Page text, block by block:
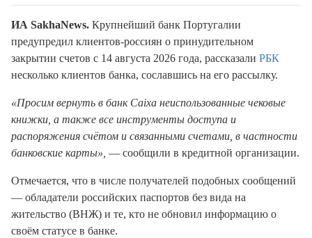
ИА SakhaNews. Крупнейший банк Португалии
предупредил клиентов-россиян о принудительном
закрытии счетов с 14 августа 2026 года, рассказали РБК
несколько клиентов банка, сославшись на его рассылку.
«Просим вернуть в банк Caixa неиспользованные чековые
книжки, а также все инструменты доступа и
распоряжения счётом и связанными счетами, в частности
банковские карты», — сообщили в кредитной организации.
Отмечается, что в числе получателей подобных сообщений
— обладатели российских паспортов без вида на
жительство (ВНЖ) и те, кто не обновил информацию о
своём статусе в банке.